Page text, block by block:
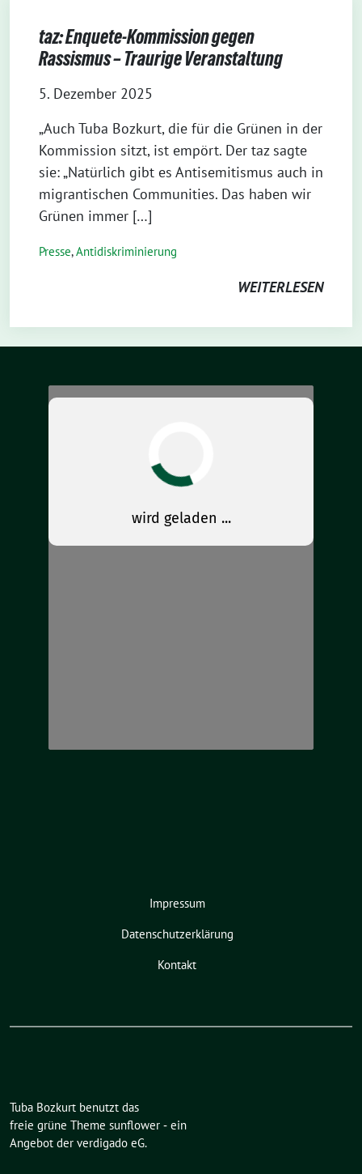
taz: Enquete-Kommission gegen
Rassismus – Traurige Veranstaltung
5. Dezember 2025
„Auch Tuba Bozkurt, die für die Grünen in der
Kommission sitzt, ist empört. Der taz sagte
sie: „Natürlich gibt es Antisemitismus auch in
migrantischen Communities. Das haben wir
Grünen immer […]
Presse,Antidiskriminierung
WEITERLESEN
Impressum
Datenschutzerklärung
Kontakt
Tuba Bozkurt benutzt das
freie grüne Theme sunflower ‐ ein
Angebot der verdigado eG.